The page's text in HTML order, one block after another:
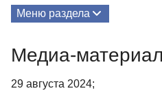
Меню раздела
Медиа-материалы
Медиа-
29 августа 2024;